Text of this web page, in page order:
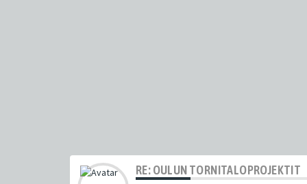
RE: OULUN TORNITALOPROJEKTIT